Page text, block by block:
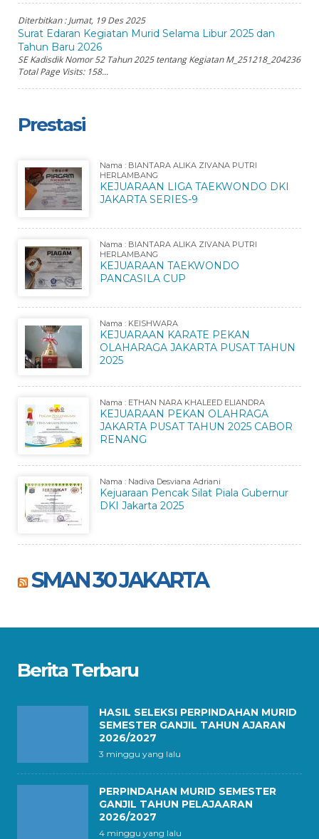
Diterbitkan :Jumat, 19 Des 2025
Surat Edaran Kegiatan Murid Selama Libur 2025 dan
Tahun Baru 2026
SE Kadisdik Nomor 52 Tahun 2025 tentang Kegiatan M_251218_204236
Total Page Visits: 158...
Prestasi
Nama : BIANTARA ALIKA ZIVANA PUTRI
HERLAMBANG
KEJUARAAN LIGA TAEKWONDO DKI
JAKARTA SERIES-9
Nama : BIANTARA ALIKA ZIVANA PUTRI
HERLAMBANG
KEJUARAAN TAEKWONDO
PANCASILA CUP
Nama : KEISHWARA
KEJUARAAN KARATE PEKAN
OLAHARAGA JAKARTA PUSAT TAHUN
2025
Nama : ETHAN NARA KHALEED ELIANDRA
KEJUARAAN PEKAN OLAHRAGA
JAKARTA PUSAT TAHUN 2025 CABOR
RENANG
Nama : Nadiva Desviana Adriani
Kejuaraan Pencak Silat Piala Gubernur
DKI Jakarta 2025
SMAN 30 JAKARTA
Berita Terbaru
HASIL SELEKSI PERPINDAHAN MURID
SEMESTER GANJIL TAHUN AJARAN
2026/2027
3 minggu yang lalu
PERPINDAHAN MURID SEMESTER
GANJIL TAHUN PELAJAARAN
2026/2027
4 minggu yang lalu